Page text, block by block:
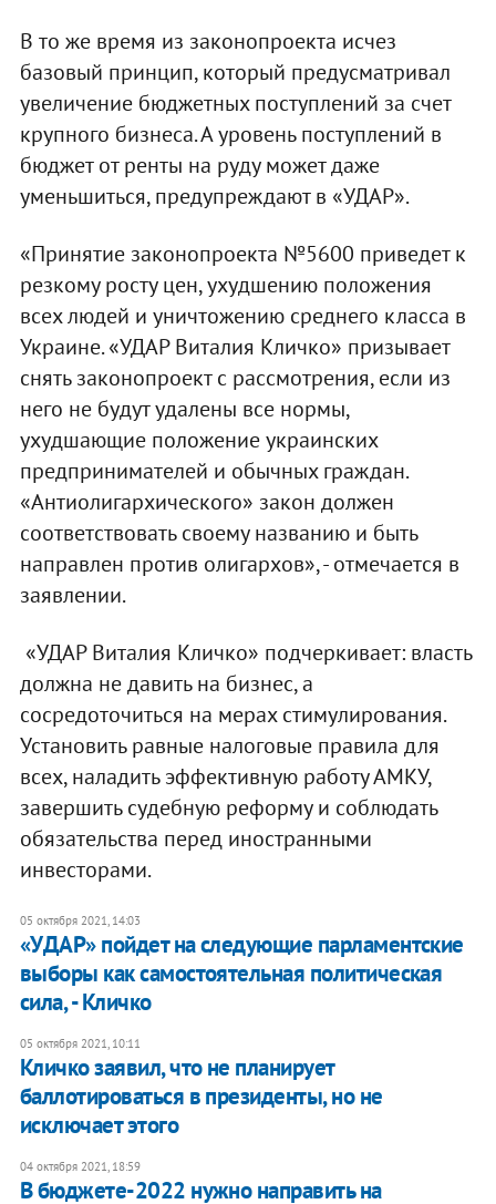
В то же время из законопроекта исчез
базовый принцип, который предусматривал
увеличение бюджетных поступлений за счет
крупного бизнеса. А уровень поступлений в
бюджет от ренты на руду может даже
уменьшиться, предупреждают в «УДАР».
«Принятие законопроекта №5600 приведет к
резкому росту цен, ухудшению положения
всех людей и уничтожению среднего класса в
Украине. «УДАР Виталия Кличко» призывает
снять законопроект с рассмотрения, если из
него не будут удалены все нормы,
ухудшающие положение украинских
предпринимателей и обычных граждан.
«Антиолигархического» закон должен
соответствовать своему названию и быть
направлен против олигархов», - отмечается в
заявлении.
«УДАР Виталия Кличко» подчеркивает: власть
должна не давить на бизнес, а
сосредоточиться на мерах стимулирования.
Установить равные налоговые правила для
всех, наладить эффективную работу АМКУ,
завершить судебную реформу и соблюдать
обязательства перед иностранными
инвесторами.
05 октября 2021, 14:03
«УДАР» пойдет на следующие парламентские
выборы как самостоятельная политическая
сила, - Кличко
05 октября 2021, 10:11
​Кличко заявил, что не планирует
баллотироваться в президенты, но не
исключает этого
04 октября 2021, 18:59
В бюджете-2022 нужно направить на